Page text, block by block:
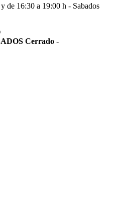
de 16:30 a 19:00 h - Sabados
Cerrado -